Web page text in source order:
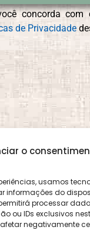
o
usamos
informações do
processar
ou IDs exclusivos
negativamente
concorda
de Privacidade